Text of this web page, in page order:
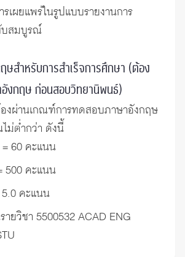
รเผยแพร่ในรูปแบบรายงานการ
สมบูรณ์
สำหรับการสำเร็จการศึกษา (ต้อง
งกฤษ ก่อนสอบวิทยานิพนธ์)
งผ่านเกณฑ์การทดสอบภาษาอังกฤษ
ม่ต่ำกว่า ดังนี้
= 60 คะแนน
500 คะแนน
5.0 คะแนน
ายวิชา 5500532 ACAD ENG